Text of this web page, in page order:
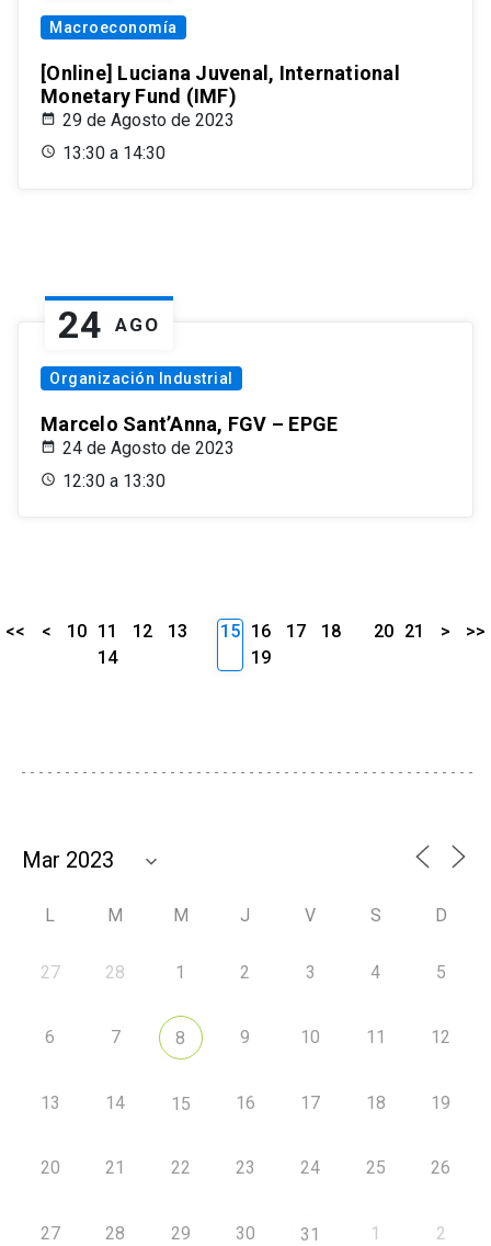
Macroeconomía
[Online] Luciana Juvenal, International
Monetary Fund (IMF)
29 de Agosto de 2023
13:30 a 14:30
24 AGO
Organización Industrial
Marcelo Sant’Anna, FGV – EPGE
24 de Agosto de 2023
12:30 a 13:30
<< < 10 11 12
13
14
15 16 17
18
19
20 21 > >>
L M M J V S D
27 28 1 2 3 4 5
6 7 8 9 10 11 12
13 14 15 16 17 18 19
20 21 22 23 24 25 26
27 28 29 30 31 1 2